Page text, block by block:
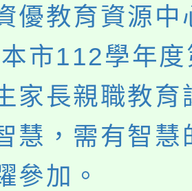
優教育資源中
市112學年
家長親職教育
慧，需有智慧
參加。